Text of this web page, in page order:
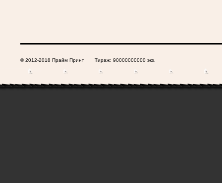
© 2012-2018 Прайм Принт Тираж: 90000000000 экз.